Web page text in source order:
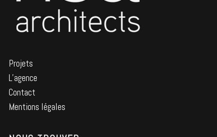
Projets
L’agence
Contact
Mentions légales